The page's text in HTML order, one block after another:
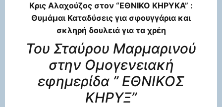
Κρις Αλαχούζος στον “ΕΘΝΙΚΟ ΚΗΡΥΚΑ” :
Θυμάμαι Καταδύσεις για σφουγγάρια και
σκληρή δουλειά για τα χρέη
Του Σταύρου Μαρμαρινού
στην Ομογενειακή
εφημερίδα ” ΕΘΝΙΚΟΣ
ΚΗΡΥΞ”